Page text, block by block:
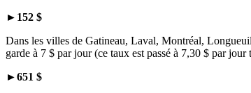
► 152 $
Dans les villes de Gatineau, Laval, Montréal,
garde à 7 $ par jour (ce taux est passé à 7,30 $ par
►651 $